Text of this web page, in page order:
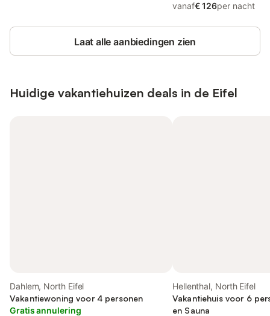
vanaf€ 126per nacht
Laat alle aanbiedingen zien
Huidige vakantiehuizen deals in de Eifel
Dahlem, North Eifel
Vakantiewoning voor 4 personen
Gratis annulering
Hellenthal, North Eifel
Vakantiehuis voor 6
en Sauna